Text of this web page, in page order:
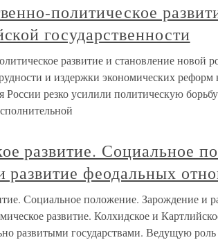
политическое
государственности
развитие и становление новой
и издержки экономических реформ
России резко усилили политическую
развитие. Социальное
развитие феодальных
Социальное положение. Зарождение и
развитие. Колхидское и
развитыми государствами. Ведущую